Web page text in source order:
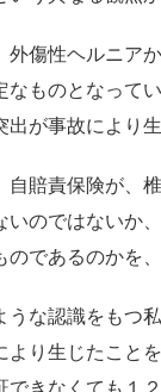
外傷性ヘルニア
なものとなって
出が事故により
自賠責保険が、
いのではないか
のであるのかを
うな認識をもつ
より生じたこと
できなくても１